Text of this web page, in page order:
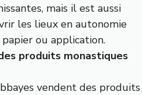
mais il est aussi
les lieux en autonomie
ou application.
produits monastiques
vendent des produits